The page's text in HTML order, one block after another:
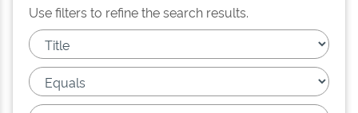
Use filters to refine the search results.